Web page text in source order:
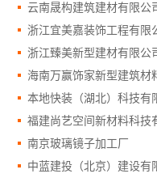
云南晟构建筑建材有限公
浙江宜美嘉装饰工程有限
浙江臻美新型建材有限公
海南万赢饰家新型建筑材
本地快装（湖北）科技有
福建尚艺空间新材料科技
南京玻璃镜子加工厂
中蓝建投（北京）建设有